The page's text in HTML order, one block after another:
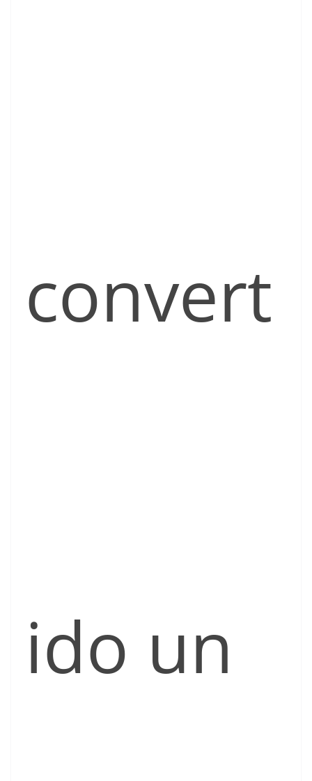
convert
ido un